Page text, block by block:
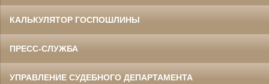
КАЛЬКУЛЯТОР ГОСПОШЛИНЫ
ПРЕСС-СЛУЖБА
УПРАВЛЕНИЕ СУДЕБНОГО ДЕПАРТАМЕНТА